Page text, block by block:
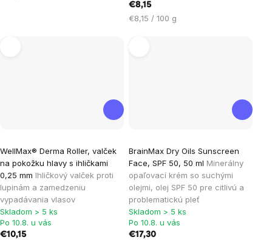
€8,15
Jednotková
€8,15 / 100 g
WellMax® Derma Roller, valček
na pokožku hlavy s ihličkami
0,25 mm Ihličkový valček proti
lupinám a zamedzeniu
vypadávania vlasov
Skladom > 5 ks
Po 10.8. u vás
€10,15
BrainMax Dry Oils Sunscreen
Face, SPF 50, 50 ml Minerálny
opaľovací krém so suchými
olejmi, olej SPF 50 pre citlivú a
problematickú pleť
Skladom > 5 ks
Po 10.8. u vás
€17,30